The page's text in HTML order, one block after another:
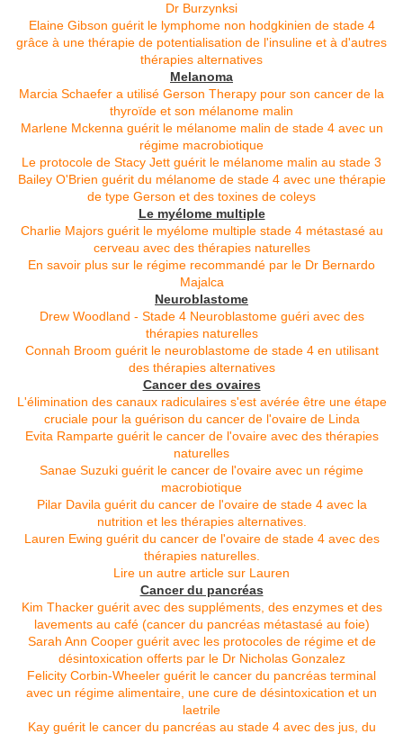
Dr Burzynksi
Elaine Gibson guérit le lymphome non hodgkinien de stade 4
grâce à une thérapie de potentialisation de l'insuline et à d'autres
thérapies alternatives
Melanoma
Marcia Schaefer a utilisé Gerson Therapy pour son cancer de la
thyroïde et son mélanome malin
Marlene Mckenna guérit le mélanome malin de stade 4 avec un
régime macrobiotique
Le protocole de Stacy Jett guérit le mélanome malin au stade 3
Bailey O'Brien guérit du mélanome de stade 4 avec une thérapie
de type Gerson et des toxines de coleys
Le myélome multiple
Charlie Majors guérit le myélome multiple stade 4 métastasé au
cerveau avec des thérapies naturelles
En savoir plus sur le régime recommandé par le Dr Bernardo
Majalca
Neuroblastome
Drew Woodland - Stade 4 Neuroblastome guéri avec des
thérapies naturelles
Connah Broom guérit le neuroblastome de stade 4 en utilisant
des thérapies alternatives
Cancer des ovaires
L'élimination des canaux radiculaires s'est avérée être une étape
cruciale pour la guérison du cancer de l'ovaire de Linda
Evita Ramparte guérit le cancer de l'ovaire avec des thérapies
naturelles
Sanae Suzuki guérit le cancer de l'ovaire avec un régime
macrobiotique
Pilar Davila guérit du cancer de l'ovaire de stade 4 avec la
nutrition et les thérapies alternatives.
Lauren Ewing guérit du cancer de l'ovaire de stade 4 avec des
thérapies naturelles.
Lire un autre article sur Lauren
Cancer du pancréas
Kim Thacker guérit avec des suppléments, des enzymes et des
lavements au café (cancer du pancréas métastasé au foie)
Sarah Ann Cooper guérit avec les protocoles de régime et de
désintoxication offerts par le Dr Nicholas Gonzalez
Felicity Corbin-Wheeler guérit le cancer du pancréas terminal
avec un régime alimentaire, une cure de désintoxication et un
laetrile
Kay guérit le cancer du pancréas au stade 4 avec des jus, du